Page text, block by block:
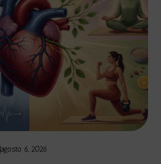
agosto 6, 2026